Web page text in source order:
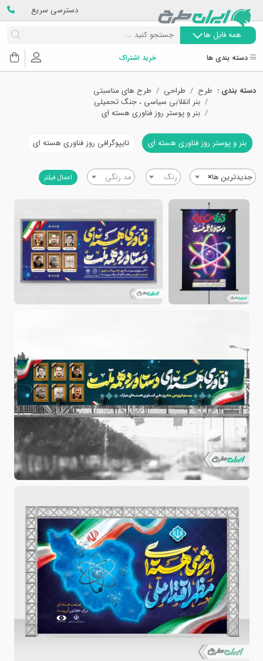
دسترسی سریع
همه فایل ها
دسته بندی ها خرید اشتراک
دسته بندی : طرح طراحی
طرح های مناسبتی
بنر انقلابی سیاسی ، جنگ تحمیلی
بنر و پوستر روز فناوری هسته ای
بنر و پوستر روز فناوری هسته ای تایپوگرافی روز فناوری هسته ای
×جدیدترین ها رنگ مد رنگی اعمال فیلتر